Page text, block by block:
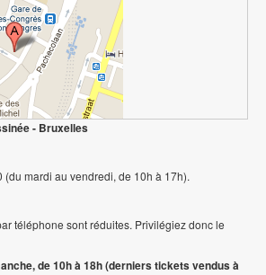
- Bruxelles
(du mardi au vendredi, de 10h à 17h).
téléphone sont réduites. Privilégiez donc le
de 10h à 18h (derniers tickets vendus à